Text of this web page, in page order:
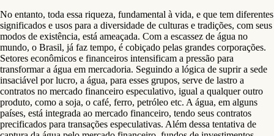
No entanto, toda essa riqueza, fundamental à vida, e que tem diferentes
significados e usos para a diversidade de culturas e tradições, com seus
modos de existência, está ameaçada. Com a escassez de água no
mundo, o Brasil, já faz tempo, é cobiçado pelas grandes corporações.
Setores econômicos e financeiros intensificam a pressão para
transformar a água em mercadoria. Seguindo a lógica de suprir a sede
insaciável por lucro, a água, para esses grupos, serve de lastro a
contratos no mercado financeiro especulativo, igual a qualquer outro
produto, como a soja, o café, ferro, petróleo etc. A água, em alguns
países, está integrada ao mercado financeiro, tendo seus contratos
precificados para transações especulativas. Além dessa tentativa de